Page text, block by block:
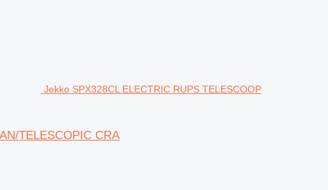
Jekko SPX328CL ELECTRIC RUPS TELESCOOP
TELESCOPIC CRA